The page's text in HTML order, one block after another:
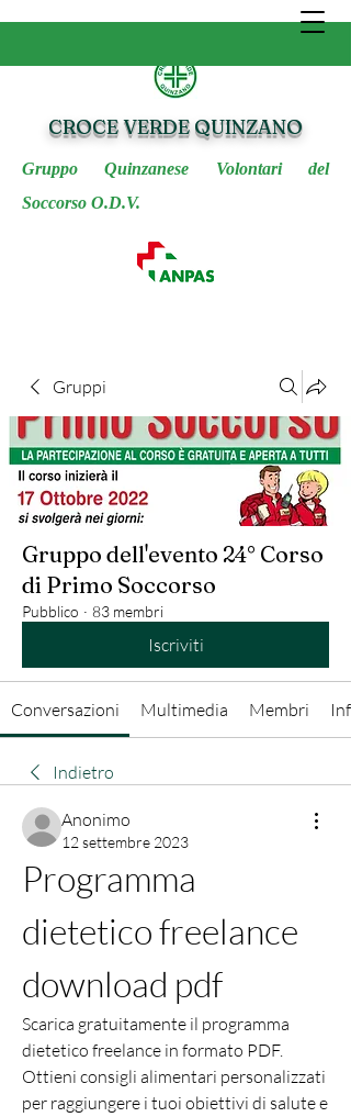
CROCE VERDE QUINZANO
Gruppo Quinzanese Volontari del
Soccorso O.D.V.
Gruppi
Gruppo dell'evento 24° Corso
di Primo Soccorso
Pubblico · 83 membri
Iscriviti
Conversazioni Multimedia Membri Info
Indietro
Anonimo
12 settembre 2023
Programma
dietetico freelance
download pdf
Scarica gratuitamente il programma
dietetico freelance in formato PDF.
Ottieni consigli alimentari personalizzati
per raggiungere i tuoi obiettivi di salute e